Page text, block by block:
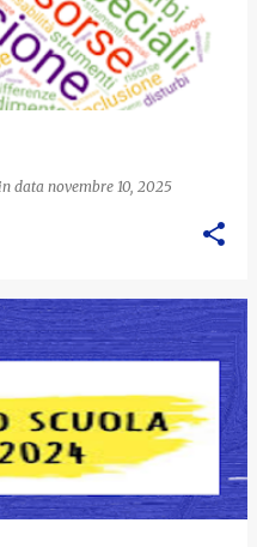
data novembre 10, 2025